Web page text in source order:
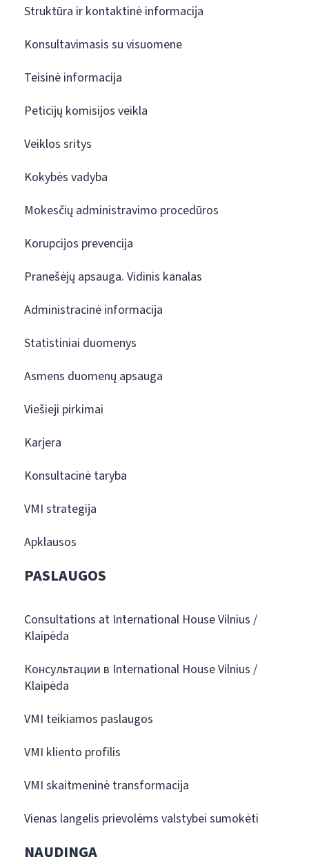
Struktūra ir kontaktinė informacija
Konsultavimasis su visuomene
Teisinė informacija
Peticijų komisijos veikla
Veiklos sritys
Kokybės vadyba
Mokesčių administravimo procedūros
Korupcijos prevencija
Pranešėjų apsauga. Vidinis kanalas
Administracinė informacija
Statistiniai duomenys
Asmens duomenų apsauga
Viešieji pirkimai
Karjera
Konsultacinė taryba
VMI strategija
Apklausos
PASLAUGOS
Consultations at International House Vilnius /
Klaipėda
Консультации в International House Vilnius /
Klaipėda
VMI teikiamos paslaugos
VMI kliento profilis
VMI skaitmeninė transformacija
Vienas langelis prievolėms valstybei sumokėti
NAUDINGA